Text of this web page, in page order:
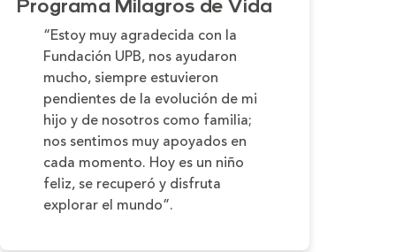
Programa Milagros de Vida
“Estoy muy agradecida con la
Fundación UPB, nos ayudaron
mucho, siempre estuvieron
pendientes de la evolución de mi
hijo y de nosotros como familia;
nos sentimos muy apoyados en
cada momento. Hoy es un niño
feliz, se recuperó y disfruta
explorar el mundo”.